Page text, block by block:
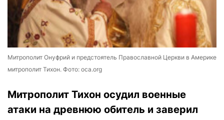
Митрополит Онуфрий и предстоятель Православной Церкви в Америке
митрополит Тихон. Фото: oca.org
Митрополит Тихон осудил военные
атаки на древнюю обитель и заверил